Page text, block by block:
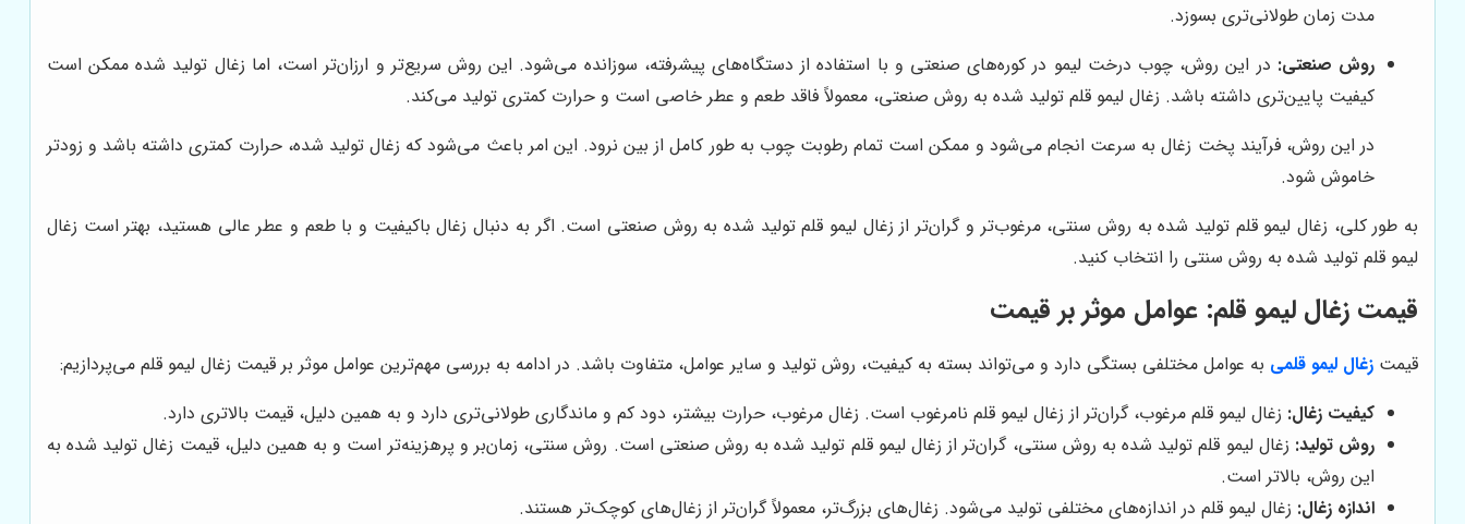
مدت زمان طولانی‌تری بسوزد.
روش صنعتی: در این روش، چوب درخت لیمو در کوره‌های صنعتی و با استفاده از دستگاه‌های پیشرفته، سوزانده می‌شود. این روش سریع‌تر و ارزان‌تر است، اما زغال تولید شده ممکن است
کیفیت پایین‌تری داشته باشد. زغال لیمو قلم تولید شده به روش صنعتی، معمولاً فاقد طعم و عطر خاصی است و حرارت کمتری تولید می‌کند.
در این روش، فرآیند پخت زغال به سرعت انجام می‌شود و ممکن است تمام رطوبت چوب به طور کامل از بین نرود. این امر باعث می‌شود که زغال تولید شده، حرارت کمتری داشته باشد و زودتر
خاموش شود.
به طور کلی، زغال لیمو قلم تولید شده به روش سنتی، مرغوب‌تر و گران‌تر از زغال لیمو قلم تولید شده به روش صنعتی است. اگر به دنبال زغال باکیفیت و با طعم و عطر عالی هستید، بهتر است زغال
لیمو قلم تولید شده به روش سنتی را انتخاب کنید.
قیمت زغال لیمو قلم: عوامل موثر بر قیمت
قیمت زغال لیمو قلمی به عوامل مختلفی بستگی دارد و می‌تواند بسته به کیفیت، روش تولید و سایر عوامل، متفاوت باشد. در ادامه به بررسی مهم‌ترین عوامل موثر بر قیمت زغال لیمو قلم می‌پردازیم:
کیفیت زغال: زغال لیمو قلم مرغوب، گران‌تر از زغال لیمو قلم نامرغوب است. زغال مرغوب، حرارت بیشتر، دود کم و ماندگاری طولانی‌تری دارد و به همین دلیل، قیمت بالاتری دارد.
روش تولید: زغال لیمو قلم تولید شده به روش سنتی، گران‌تر از زغال لیمو قلم تولید شده به روش صنعتی است. روش سنتی، زمان‌بر و پرهزینه‌تر است و به همین دلیل، قیمت زغال تولید شده به
این روش، بالاتر است.
اندازه زغال: زغال لیمو قلم در اندازه‌های مختلفی تولید می‌شود. زغال‌های بزرگ‌تر، معمولاً گران‌تر از زغال‌های کوچک‌تر هستند.